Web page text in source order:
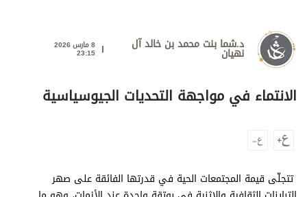
الترفيه
التعليم والمعرفة
الذكاء الاصطناعي
تغطيات
فيديو
د.شما بنت محمد بن خالد آل
نهيان 8 مارس 2026
23:15
الانتماء في مواجهة التحديات الجيوسياسية
تتجلّى قيمة المجتمعات الحية في قدرتها الفائقة على صهر